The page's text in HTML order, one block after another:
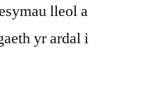
lleol a
yr ardal i